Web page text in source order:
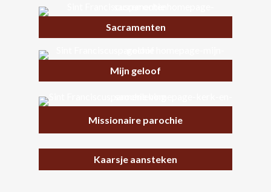
Sacramenten
Mijn geloof
Missionaire parochie
Kaarsje aansteken